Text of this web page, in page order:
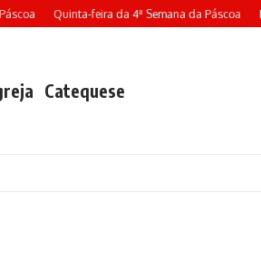
Quinta-feira da 4ª Semana da Páscoa
Catequese